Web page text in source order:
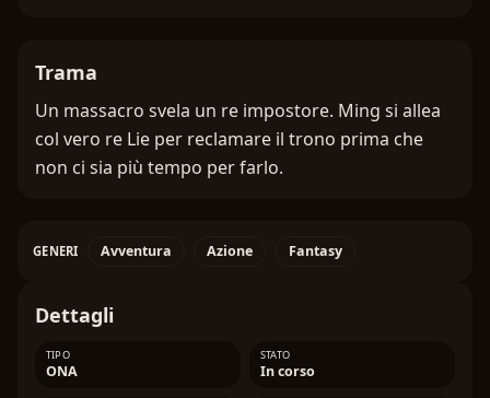
Trama
Un massacro svela un re impostore. Ming si allea
col vero re Lie per reclamare il trono prima che
non ci sia più tempo per farlo.
GENERI Avventura Azione Fantasy
Dettagli
TIPO
ONA
STATO
In corso